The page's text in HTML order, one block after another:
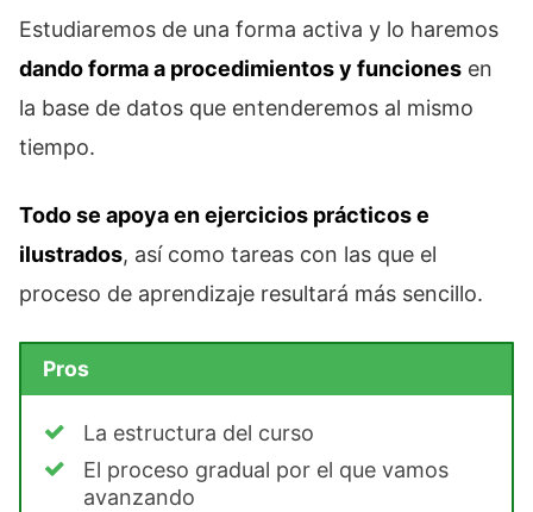
Estudiaremos de una forma activa y lo haremos
dando forma a procedimientos y funciones en
la base de datos que entenderemos al mismo
tiempo.
Todo se apoya en ejercicios prácticos e
ilustrados, así como tareas con las que el
proceso de aprendizaje resultará más sencillo.
Pros
La estructura del curso
El proceso gradual por el que vamos
avanzando